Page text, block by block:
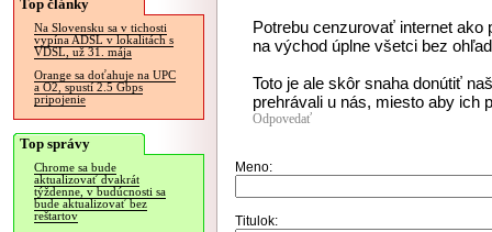
Top články
Na Slovensku sa v tichosti
vypína ADSL v lokalitách s
VDSL, už 31. mája
Orange sa doťahuje na UPC
a O2, spustí 2.5 Gbps
pripojenie
Top správy
Chrome sa bude
aktualizovať dvakrát
týždenne, v budúcnosti sa
bude aktualizovať bez
reštartov
Potrebu cenzurovať internet ako
na východ úplne všetci bez
Toto je ale skôr snaha donútiť
prehrávali u nás, miesto aby ich
Odpovedať
Meno:
Titulok: